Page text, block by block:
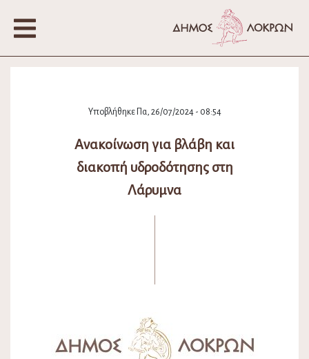
Υποβλήθηκε Πα, 26/07/2024 - 08:54
Ανακοίνωση για βλάβη και
διακοπή υδροδότησης στη
Λάρυμνα